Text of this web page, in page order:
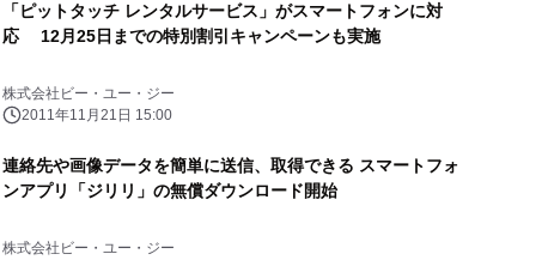
「ピットタッチ レンタルサービス」がスマートフォンに対
応 12月25日までの特別割引キャンペーンも実施
株式会社ビー・ユー・ジー
2011年11月21日 15:00
連絡先や画像データを簡単に送信、取得できる スマートフォ
ンアプリ「ジリリ」の無償ダウンロード開始
株式会社ビー・ユー・ジー